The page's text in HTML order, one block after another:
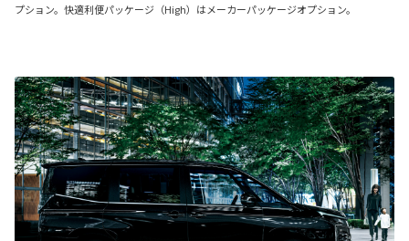
プション。快適利便パッケージ（High）はメーカーパッケージオプション。